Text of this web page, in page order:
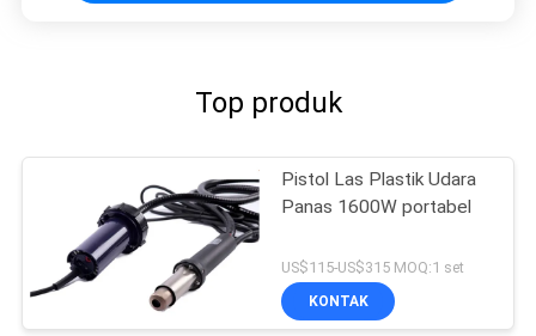
Top produk
Pistol Las Plastik Udara
Panas 1600W portabel
US$115-US$315 MOQ:1 set
KONTAK